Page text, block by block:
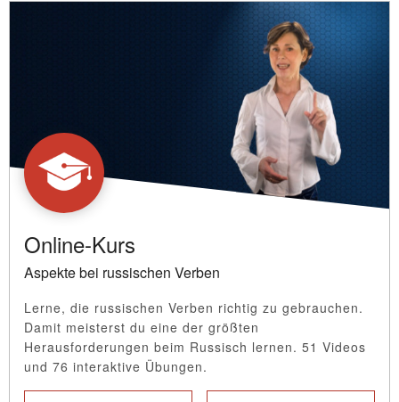
Online-Kurs
Aspekte bei russischen Verben
Lerne, die russischen Verben richtig zu gebrauchen.
Damit meisterst du eine der größten
Herausforderungen beim Russisch lernen. 51 Videos
und 76 interaktive Übungen.